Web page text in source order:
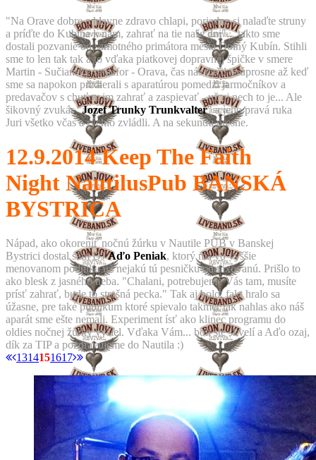
"Na Orave dobre a hlavne zdravo chlapi, poriadne si nalaďte struny
a príďte do Kubína k nám, zahrať na tie naše dni"... takto sme
dostali pozvanie od samotného primátora mesta Dolný Kubín. Stihli
sme to len tak tak a to vďaka piatkovej dopravnej špičke v smere
Martin - Sučiansky semafor - Orava, čas nás tlačil neúprosne až keď
sme sa napokon predierali s aparatúrou pomedzi jarmočníkov a
predavačov s chuťou im zahrať a zaspievať - už aj nech to je... Ale
šikovný zvukár "Jozef Trunky Trunkvalter" a jeho pravá ruka
Juri všetko včas a rýchlo zvládli. A na sekundu presne.
12.9.2014Keep The Faith
Night NautilusPub BANSKÁ
BYSTRICA
Nápad, ako okoreniť nočnú žúrku v Nautile PUB v Banskej
Bystrici dostal sám DJAďo Peniak, ktorý má vo vyššie
menovanom podniku už nejakú tú pesničku odmixovanú. Prišlo to
ako blesk z jasného neba. "Chalani, potrebujeme Vás tam, musíte
prísť zahrať, bude to strašná pecka." Tak aj bolo, fakt hralo sa
úžasne, pre také publikum ktoré spievalo takmer tak nahlas ako náš
aparát sme ešte nemali. Experiment ísť ako klinec programu do
oldies nočnej žúrky vyšiel. Vďaka Vám... boli ste skvelí a Aďo ozaj,
dík za TIP a pozdravujeme do Nautila :)
1314151617